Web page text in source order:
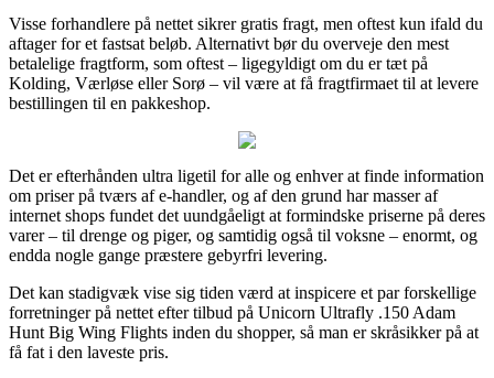
Visse forhandlere på nettet sikrer gratis fragt, men oftest kun ifald du
aftager for et fastsat beløb. Alternativt bør du overveje den mest
betalelige fragtform, som oftest – ligegyldigt om du er tæt på
Kolding, Værløse eller Sorø – vil være at få fragtfirmaet til at levere
bestillingen til en pakkeshop.
Det er efterhånden ultra ligetil for alle og enhver at finde information
om priser på tværs af e-handler, og af den grund har masser af
internet shops fundet det uundgåeligt at formindske priserne på deres
varer – til drenge og piger, og samtidig også til voksne – enormt, og
endda nogle gange præstere gebyrfri levering.
Det kan stadigvæk vise sig tiden værd at inspicere et par forskellige
forretninger på nettet efter tilbud på Unicorn Ultrafly .150 Adam
Hunt Big Wing Flights inden du shopper, så man er skråsikker på at
få fat i den laveste pris.